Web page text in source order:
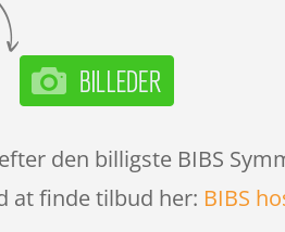
den billigste BIBS
at finde tilbud her: BIBS